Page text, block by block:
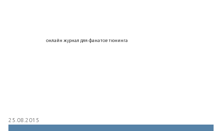
онлайн журнал для фанатов тюнинга
25.08.2015